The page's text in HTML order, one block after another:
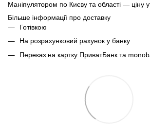
Маніпулятором по Києву та області — ціну
Більше інформації про доставку
Готівкою
На розрахунковий рахунок у банку
Переказ на картку ПриватБанк та